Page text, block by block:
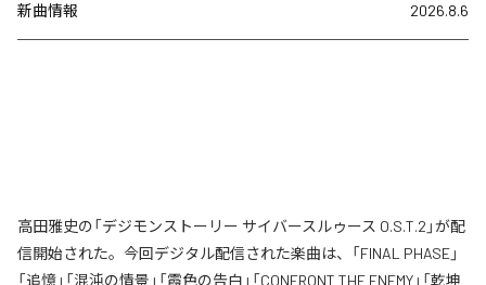
新曲情報 2026.8.6
高田雅史の「デジモンストーリー サイバースルゥース O.S.T.2」が配
信開始された。今回デジタル配信された楽曲は、「FINAL PHASE」
「追憶」「混沌の情景」「霞色の告白」「CONFRONT THE ENEMY」「乾坤